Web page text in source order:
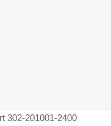
302-201001-2400